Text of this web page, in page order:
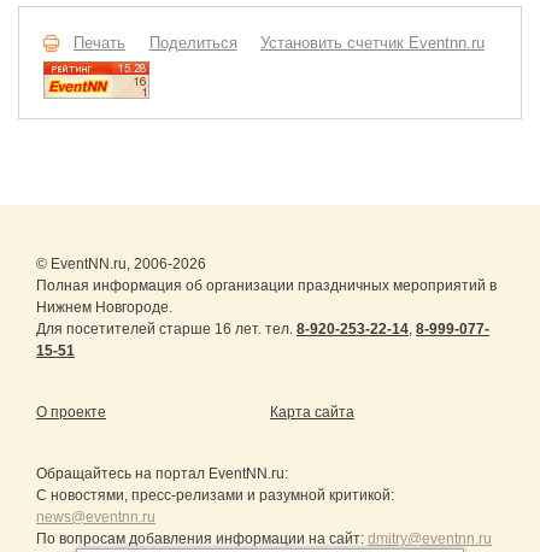
Печать Поделиться Установить счетчик Eventnn.ru
© EventNN.ru, 2006-2026
Полная информация об организации праздничных мероприятий в
Нижнем Новгороде.
Для посетителей старше 16 лет. тел. 8-920-253-22-14, 8-999-077-
15-51
О проекте Карта сайта
Обращайтесь на портал EventNN.ru:
С новостями, пресс-релизами и разумной критикой:
news@eventnn.ru
По вопросам добавления информации на сайт: dmitry@eventnn.ru